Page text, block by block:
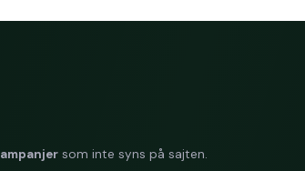
som inte syns på sajten.